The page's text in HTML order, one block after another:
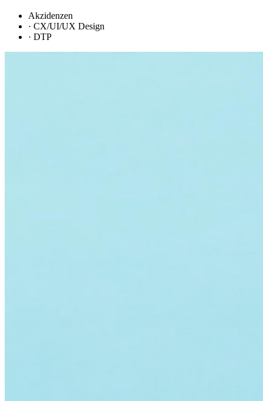
Akzidenzen
· CX/UI/UX Design
· DTP